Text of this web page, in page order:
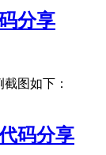
分享
图如下：
码分享